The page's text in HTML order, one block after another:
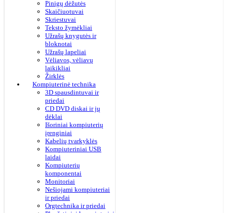
Pinigų dėžutės
Skaičiuotuvai
Skriestuvai
Teksto žymėkliai
Užrašų knygutės ir
bloknotai
Užrašų lapeliai
Vėliavos, vėliavų
laikikliai
Žirklės
Kompiuterinė technika
3D spausdintuvai ir
priedai
CD DVD diskai ir jų
dėklai
Išoriniai kompiuterių
įrenginiai
Kabelių tvarkyklės
Kompiuteriniai USB
laidai
Kompiuterių
komponentai
Monitoriai
Nešiojami kompiuteriai
ir priedai
Orgtechnika ir priedai